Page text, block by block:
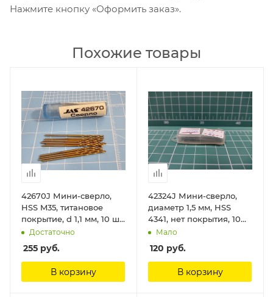
Нажмите кнопку «Оформить заказ».
Похожие товары
42670J Мини-сверло,
HSS M35, титановое
покрытие, d 1,1 мм, 10 шт.
JasДостаточно
255 руб.
В корзину
42324J Мини-сверло,
диаметр 1,5 мм, HSS
4341, нет покрытия, 10
шт./уп. Jas
Мало
120 руб.
В корзину